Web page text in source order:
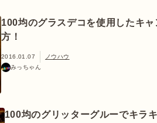
100均のグラスデコを使用したキ
方！
2016.01.07
ノウハウ
みっちゃん
100均のグリッターグルーでキラ